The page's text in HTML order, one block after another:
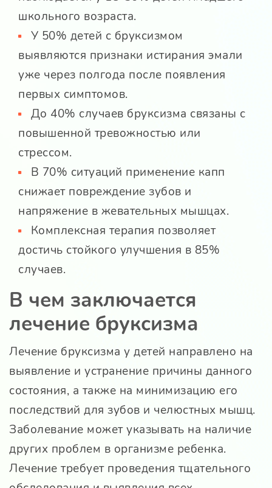
школьного возраста.
У 50% детей с бруксизмом
выявляются признаки истирания эмали
уже через полгода после появления
первых симптомов.
До 40% случаев бруксизма связаны с
повышенной тревожностью или
стрессом.
В 70% ситуаций применение капп
снижает повреждение зубов и
напряжение в жевательных мышцах.
Комплексная терапия позволяет
достичь стойкого улучшения в 85%
случаев.
В чем заключается
лечение бруксизма
Лечение бруксизма у детей направлено на
выявление и устранение причины данного
состояния, а также на минимизацию его
последствий для зубов и челюстных мышц.
Заболевание может указывать на наличие
других проблем в организме ребенка.
Лечение требует проведения тщательного